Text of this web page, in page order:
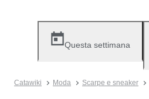
Questa settimana
Catawiki Moda Scarpe e sneaker